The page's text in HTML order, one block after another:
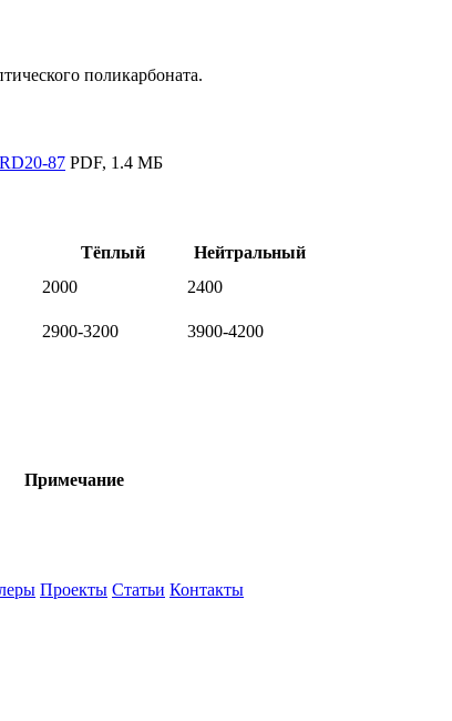
поликарбоната.
87 PDF, 1.4 МБ
Тёплый
Нейтральный
2000
2400
2900-3200
3900-4200
Примечание
Проекты Статьи Контакты